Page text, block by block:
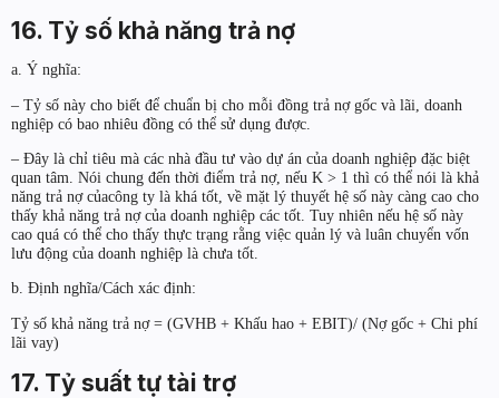
16. Tỷ số khả năng trả nợ
a. Ý nghĩa:
– Tỷ số này cho biết để chuẩn bị cho mỗi đồng trả nợ gốc và lãi, doanh
nghiệp có bao nhiêu đồng có thể sử dụng được.
– Đây là chỉ tiêu mà các nhà đầu tư vào dự án của doanh nghiệp đặc biệt
quan tâm. Nói chung đến thời điểm trả nợ, nếu K > 1 thì có thể nói là khả
năng trả nợ củacông ty là khá tốt, về mặt lý thuyết hệ số này càng cao cho
thấy khả năng trả nợ của doanh nghiệp các tốt. Tuy nhiên nếu hệ số này
cao quá có thể cho thấy thực trạng rằng việc quản lý và luân chuyển vốn
lưu động của doanh nghiệp là chưa tốt.
b. Định nghĩa/Cách xác định:
Tỷ số khả năng trả nợ = (GVHB + Khấu hao + EBIT)/ (Nợ gốc + Chi phí
lãi vay)
17. Tỷ suất tự tài trợ